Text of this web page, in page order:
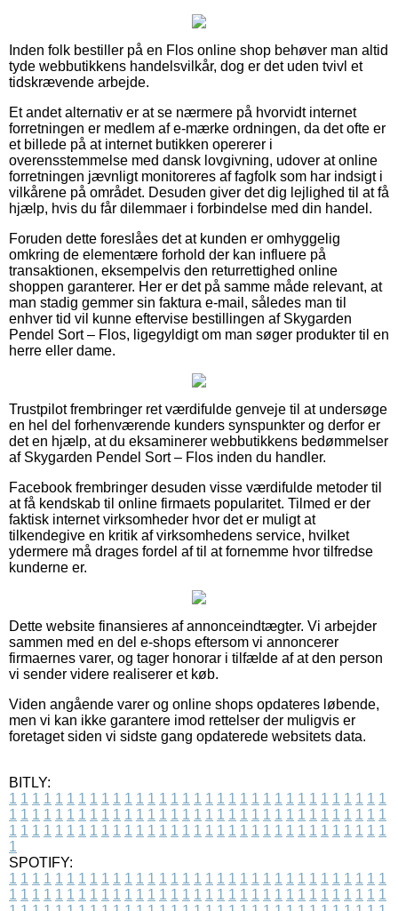
Inden folk bestiller på en Flos online shop behøver man altid
tyde webbutikkens handelsvilkår, dog er det uden tvivl et
tidskrævende arbejde.
Et andet alternativ er at se nærmere på hvorvidt internet
forretningen er medlem af e-mærke ordningen, da det ofte er
et billede på at internet butikken opererer i
overensstemmelse med dansk lovgivning, udover at online
forretningen jævnligt monitoreres af fagfolk som har indsigt i
vilkårene på området. Desuden giver det dig lejlighed til at få
hjælp, hvis du får dilemmaer i forbindelse med din handel.
Foruden dette foreslåes det at kunden er omhyggelig
omkring de elementære forhold der kan influere på
transaktionen, eksempelvis den returrettighed online
shoppen garanterer. Her er det på samme måde relevant, at
man stadig gemmer sin faktura e-mail, således man til
enhver tid vil kunne eftervise bestillingen af Skygarden
Pendel Sort – Flos, ligegyldigt om man søger produkter til en
herre eller dame.
Trustpilot frembringer ret værdifulde genveje til at undersøge
en hel del forhenværende kunders synspunkter og derfor er
det en hjælp, at du eksaminerer webbutikkens bedømmelser
af Skygarden Pendel Sort – Flos inden du handler.
Facebook frembringer desuden visse værdifulde metoder til
at få kendskab til online firmaets popularitet. Tilmed er der
faktisk internet virksomheder hvor det er muligt at
tilkendegive en kritik af virksomhedens service, hvilket
ydermere må drages fordel af til at fornemme hvor tilfredse
kunderne er.
Dette website finansieres af annonceindtægter. Vi arbejder
sammen med en del e-shops eftersom vi annoncerer
firmaernes varer, og tager honorar i tilfælde af at den person
vi sender videre realiserer et køb.
Viden angående varer og online shops opdateres løbende,
men vi kan ikke garantere imod rettelser der muligvis er
foretaget siden vi sidste gang opdaterede websitets data.
BITLY:
1 1 1 1 1 1 1 1 1 1 1 1 1 1 1 1 1 1 1 1 1 1 1 1 1 1 1 1 1 1 1 1 1
1 1 1 1 1 1 1 1 1 1 1 1 1 1 1 1 1 1 1 1 1 1 1 1 1 1 1 1 1 1 1 1 1
1 1 1 1 1 1 1 1 1 1 1 1 1 1 1 1 1 1 1 1 1 1 1 1 1 1 1 1 1 1 1 1 1
1
SPOTIFY:
1 1 1 1 1 1 1 1 1 1 1 1 1 1 1 1 1 1 1 1 1 1 1 1 1 1 1 1 1 1 1 1 1
1 1 1 1 1 1 1 1 1 1 1 1 1 1 1 1 1 1 1 1 1 1 1 1 1 1 1 1 1 1 1 1 1